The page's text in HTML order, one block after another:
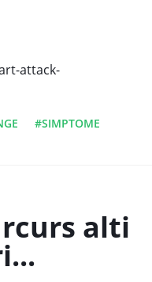
attack-
#SIMPTOME
alti